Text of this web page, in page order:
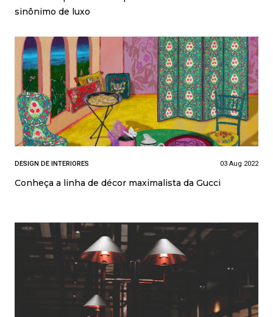
sinônimo de luxo
DESIGN DE INTERIORES 03 Aug 2022
Conheça a linha de décor maximalista da Gucci